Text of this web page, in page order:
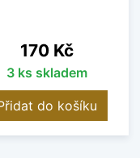
Cena
170 Kč
3 ks skladem
do košíku